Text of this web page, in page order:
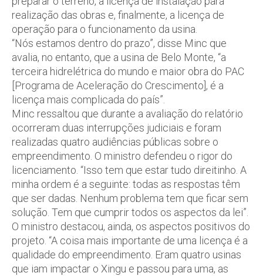
realização das obras e, finalmente, a licença de
operação para o funcionamento da usina.
“Nós estamos dentro do prazo”, disse Minc que
avalia, no entanto, que a usina de Belo Monte, “a
terceira hidrelétrica do mundo e maior obra do PAC
[Programa de Aceleração do Crescimento], é a
licença mais complicada do país”.
Minc ressaltou que durante a avaliação do relatório
ocorreram duas interrupções judiciais e foram
realizadas quatro audiências públicas sobre o
empreendimento. O ministro defendeu o rigor do
licenciamento. “Isso tem que estar tudo direitinho. A
minha ordem é a seguinte: todas as respostas têm
que ser dadas. Nenhum problema tem que ficar sem
solução. Tem que cumprir todos os aspectos da lei”.
O ministro destacou, ainda, os aspectos positivos do
projeto. “A coisa mais importante de uma licença é a
qualidade do empreendimento. Eram quatro usinas
que iam impactar o Xingu e passou para uma, as